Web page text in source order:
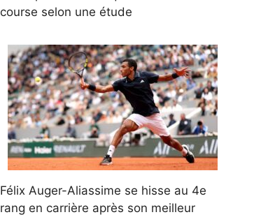
course selon une étude
Félix Auger-Aliassime se hisse au 4e
rang en carrière après son meilleur